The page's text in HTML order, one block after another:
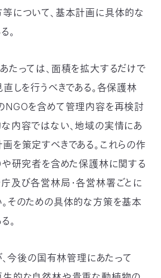
について、基本計画に具体的な
。
たっては、面積を拡大するだけで
直しを行うべきである。各保護林
NGOを含めて管理内容を再検討
内容ではない、地域の実情にあ
を策定すべきである。これらの作
や研究者を含めた保護林に関する
及び各営林局・各営林署ごとに
そのための具体的な方策を基本
。
、今後の国有林管理にあたって